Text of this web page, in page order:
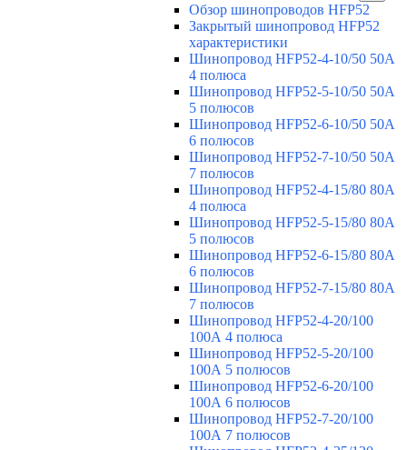
Обзор шинопроводов HFP52
Закрытый шинопровод HFP52
характеристики
Шинопровод HFP52-4-10/50 50A
4 полюса
Шинопровод HFP52-5-10/50 50А
5 полюсов
Шинопровод HFP52-6-10/50 50А
6 полюсов
Шинопровод HFP52-7-10/50 50А
7 полюсов
Шинопровод HFP52-4-15/80 80A
4 полюса
Шинопровод HFP52-5-15/80 80А
5 полюсов
Шинопровод HFP52-6-15/80 80А
6 полюсов
Шинопровод HFP52-7-15/80 80А
7 полюсов
Шинопровод HFP52-4-20/100
100А 4 полюса
Шинопровод HFP52-5-20/100
100А 5 полюсов
Шинопровод HFP52-6-20/100
100А 6 полюсов
Шинопровод HFP52-7-20/100
100А 7 полюсов